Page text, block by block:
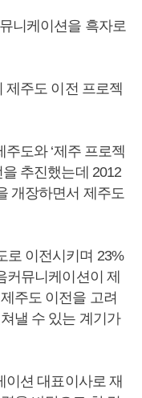
니케이션을 흑자로
제주도 이전 프로젝
도와 ‘제주 프로젝
추진했는데 2012
개장하면서 제주도
로 이전시키며 23%
뮤니케이션이 제
주도 이전을 고려
낼 수 있는 계기가
이션 대표이사로 재